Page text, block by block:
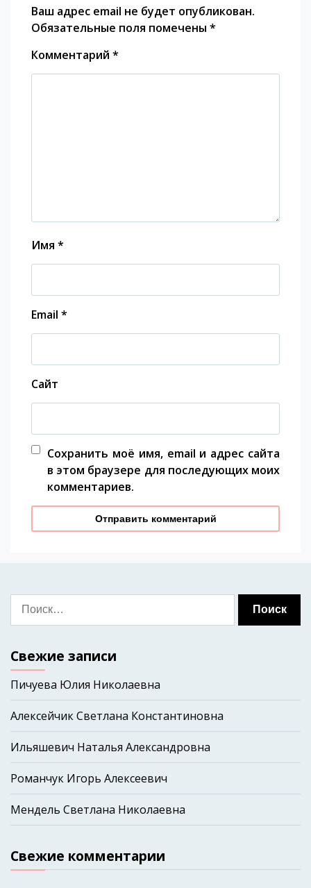
Ваш адрес email не будет опубликован.
Обязательные поля помечены *
Комментарий *
Имя *
Email *
Сайт
Сохранить моё имя, email и адрес сайта
в этом браузере для последующих моих
комментариев.
Свежие записи
Пичуева Юлия Николаевна
Алексейчик Светлана Константиновна
Ильяшевич Наталья Александровна
Романчук Игорь Алексеевич
Мендель Светлана Николаевна
Свежие комментарии